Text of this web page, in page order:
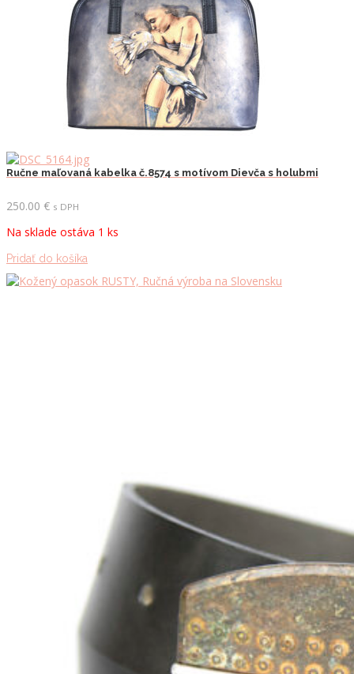
Ručne maľovaná kabelka č.8574 s motívom Dievča s holubmi
250.00 € s DPH
Na sklade ostáva 1 ks
Pridať do košíka